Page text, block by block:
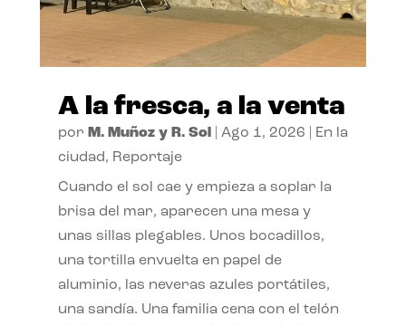
A la fresca, a la venta
por M. Muñoz y R. Sol| Ago 1, 2026
En la
ciudad, Reportaje
Cuando el sol cae y empieza a soplar la
brisa del mar, aparecen una mesa y
unas sillas plegables. Unos bocadillos,
una tortilla envuelta en papel de
aluminio, las neveras azules portátiles,
una sandía. Una familia cena con el telón